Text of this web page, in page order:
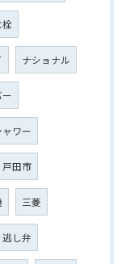
ナショナル
ワー
戸田市
三菱
逃し弁